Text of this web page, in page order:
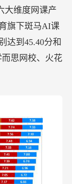
大维度网课产
旗下斑马AI课
达到45.40分和
思网校、火花